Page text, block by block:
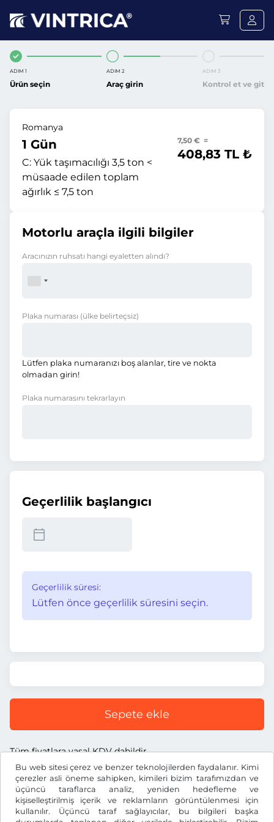
Bu web sitesi çerez ve benzer teknolojilerden faydalanır. Kimi
çerezler asli öneme sahipken, kimileri bizim tarafımızdan ve
üçüncü taraflarca analiz, yeniden hedefleme ve
kişiselleştirilmiş içerik ve reklamların görüntülenmesi için
kullanılır. Üçüncü taraf sağlayıcılar, bu bilgileri başka
ADIM 1
Ürün seçin
ADIM 2
Araç girin
ADIM 3
Kontrol et ve git
Romanya
1 Gün
C: Yük taşımacılığı 3,5 ton <
müsaade edilen toplam
ağırlık ≤ 7,5 ton
7,50 € =
408,83 TL ₺
Motorlu araçla ilgili bilgiler
Aracınızın ruhsatı hangi eyaletten alındı?
Plaka numarası (ülke belirteçsiz)
Lütfen plaka numaranızı boş alanlar, tire ve nokta
olmadan girin!
Plaka numarasını tekrarlayın
Geçerlilik başlangıcı
Geçerlilik süresi:
Lütfen önce geçerlilik süresini seçin.
Sepete ekle
Tüm fiyatlara yasal KDV dahildir.
TL ₺TRY